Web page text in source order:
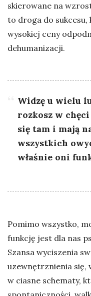
skierowane na
to droga do sukcesu,
wysokiej ceny
dehumanizacji.
Widzę u wielu
rozkosz w
się tam i mają
wszystkich
właśnie oni
Pomimo wszystko,
funkcję jest dla nas
Szansa wyciszenia
uzewnętrznienia się,
w ciasne schematy,